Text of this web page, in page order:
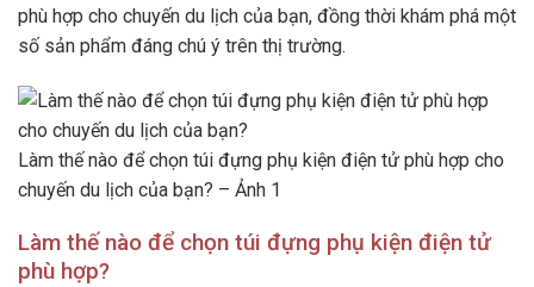
phù hợp cho chuyến du lịch của bạn, đồng thời khám phá một
số sản phẩm đáng chú ý trên thị trường.
Làm thế nào để chọn túi đựng phụ kiện điện tử phù hợp cho
chuyến du lịch của bạn? – Ảnh 1
Làm thế nào để chọn túi đựng phụ kiện điện tử
phù hợp?